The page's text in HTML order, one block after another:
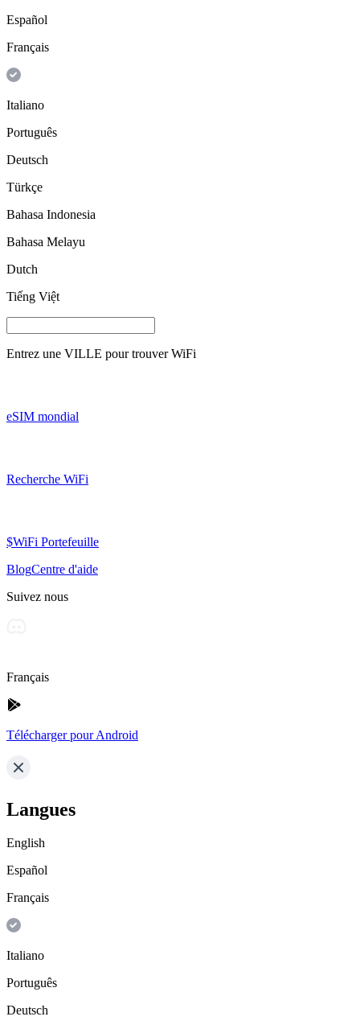
Español
Français
Italiano
Português
Deutsch
Türkçe
Bahasa Indonesia
Bahasa Melayu
Dutch
Tiếng Việt
Entrez une VILLE pour trouver WiFi
eSIM mondial
Recherche WiFi
$WiFi Portefeuille
BlogCentre d'aide
Suivez nous
Français
Télécharger pour Android
Langues
English
Español
Français
Italiano
Português
Deutsch